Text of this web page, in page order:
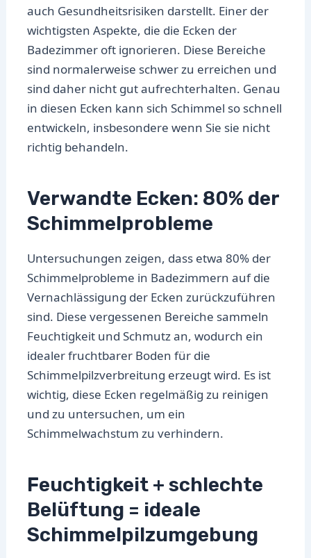
auch Gesundheitsrisiken darstellt. Einer der
wichtigsten Aspekte, die die Ecken der
Badezimmer oft ignorieren. Diese Bereiche
sind normalerweise schwer zu erreichen und
sind daher nicht gut aufrechterhalten. Genau
in diesen Ecken kann sich Schimmel so schnell
entwickeln, insbesondere wenn Sie sie nicht
richtig behandeln.
Verwandte Ecken: 80% der
Schimmelprobleme
Untersuchungen zeigen, dass etwa 80% der
Schimmelprobleme in Badezimmern auf die
Vernachlässigung der Ecken zurückzuführen
sind. Diese vergessenen Bereiche sammeln
Feuchtigkeit und Schmutz an, wodurch ein
idealer fruchtbarer Boden für die
Schimmelpilzverbreitung erzeugt wird. Es ist
wichtig, diese Ecken regelmäßig zu reinigen
und zu untersuchen, um ein
Schimmelwachstum zu verhindern.
Feuchtigkeit + schlechte
Belüftung = ideale
Schimmelpilzumgebung